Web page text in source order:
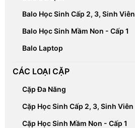
Balo Học Sinh Cấp 2, 3, Sinh Viên
Balo Học Sinh Mầm Non - Cấp 1
Balo Laptop
CÁC LOẠI CẶP
Cặp Đa Năng
Cặp Học Sinh Cấp 2, 3, Sinh Viên
Cặp Học Sinh Mầm Non - Cấp 1